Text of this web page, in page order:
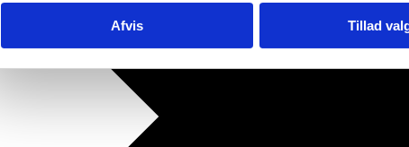
Afvis Tillad